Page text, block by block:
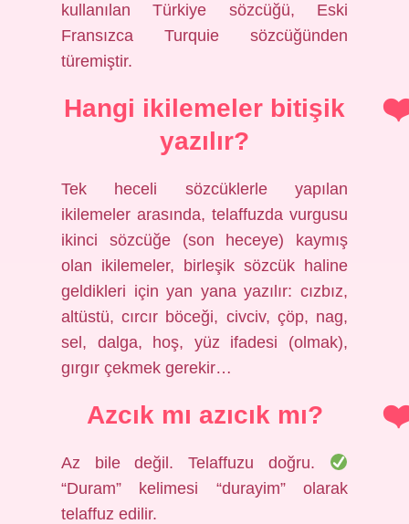
kullanılan Türkiye sözcüğü, Eski
Fransızca Turquie sözcüğünden
türemiştir.
Hangi ikilemeler bitişik
yazılır?
Tek heceli sözcüklerle yapılan
ikilemeler arasında, telaffuzda vurgusu
ikinci sözcüğe (son heceye) kaymış
olan ikilemeler, birleşik sözcük haline
geldikleri için yan yana yazılır: cızbız,
altüstü, cırcır böceği, civciv, çöp, nag,
sel, dalga, hoş, yüz ifadesi (olmak),
gırgır çekmek gerekir…
Azcık mı azıcık mı?
Az bile değil. Telaffuzu doğru.
“Duram” kelimesi “durayim” olarak
telaffuz edilir.